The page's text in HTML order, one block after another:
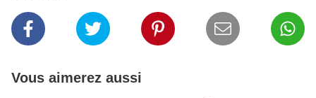
Vous aimerez aussi